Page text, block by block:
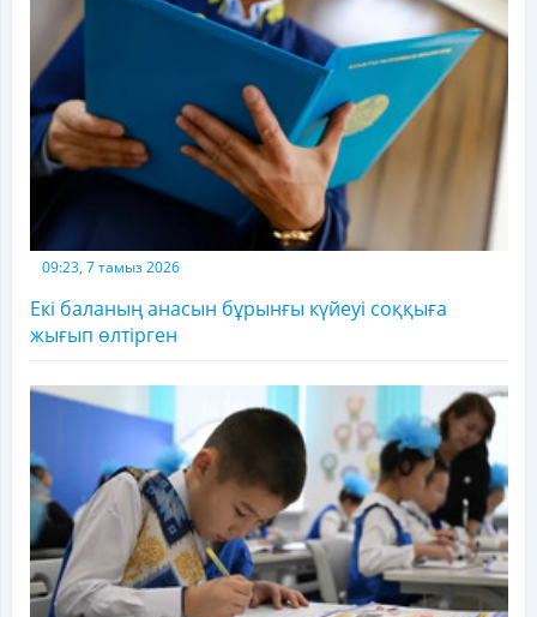
09:23, 7 тамыз 2026
Екі баланың анасын бұрынғы күйеуі соққыға
жығып өлтірген